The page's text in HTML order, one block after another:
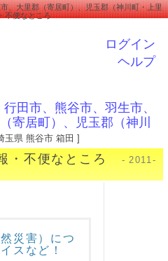
、大里郡（寄居町）、児玉郡（神川町・上里
不便なところ
ログイン
ヘルプ
行田市、熊谷市、羽生市、
寄居町）、児玉郡（神川
玉県 熊谷市 箱田 ]
・不便なところ
- 2011-
災害）につ
スなど！